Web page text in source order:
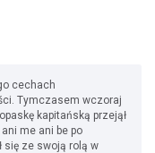
cechach
Tymczasem wczoraj
kapitańską przejął
me ani be po
się ze swoją rolą w